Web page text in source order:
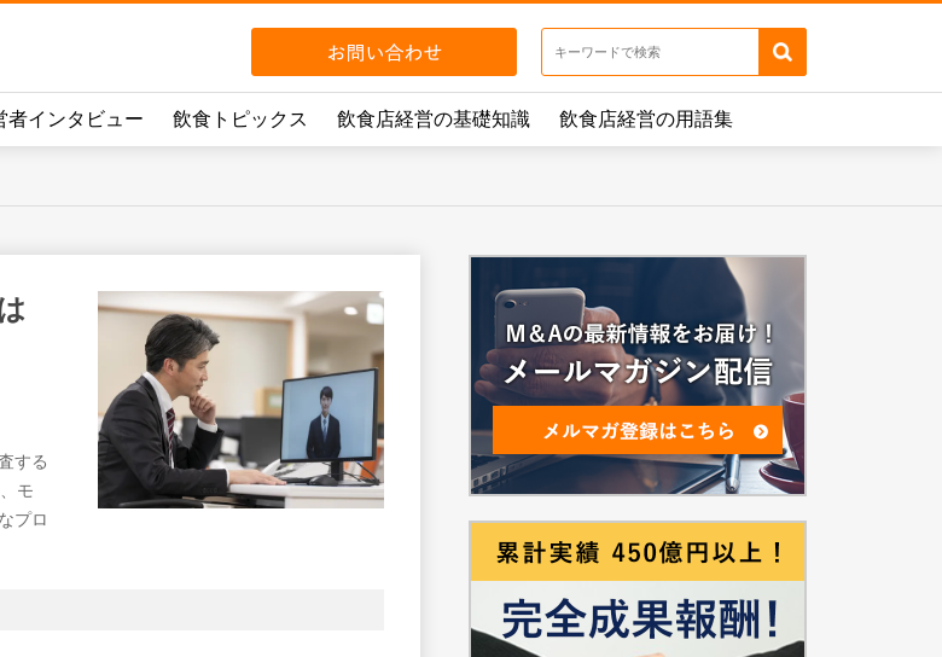
者インタビュー 飲食トピックス 飲食店経営の基礎知識 飲食店経営の用語集
する
モ
プロ